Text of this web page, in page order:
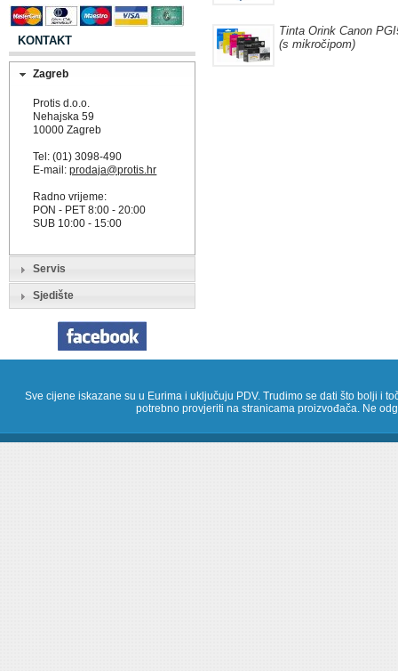
KONTAKT
Zagreb
Protis d.o.o.
Nehajska 59
10000 Zagreb
Tel: (01) 3098-490
E-mail:prodaja@protis.hr
Radno vrijeme:
PON - PET 8:00 - 20:00
SUB 10:00 - 15:00
Servis
Sjedište
Tinta Orink Canon
(s mikročipom)
Sve cijene iskazane su u Eurima i uključuju PDV. Trudimo se dati što bolji i
potrebno provjeriti na stranicama proizvođača. Ne